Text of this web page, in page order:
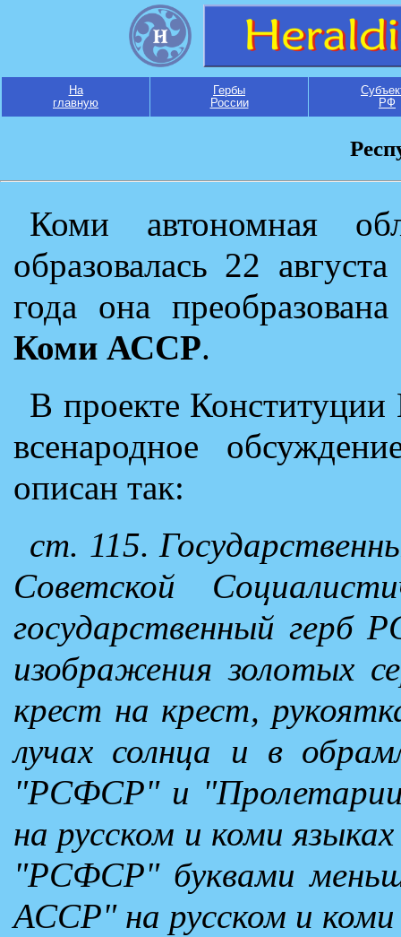
На
главную
Гербы
России
РФ
Коми автономная
образовалась 22
года она
Коми АССР.
В проекте
всенародное
описан так:
ст. 115.
Советской
государственный
изображения золотых
крест на крест,
лучах солнца и в
"РСФСР" и "Пролетарии
на русском и коми
"РСФСР" буквами
АССР" на русском и коми